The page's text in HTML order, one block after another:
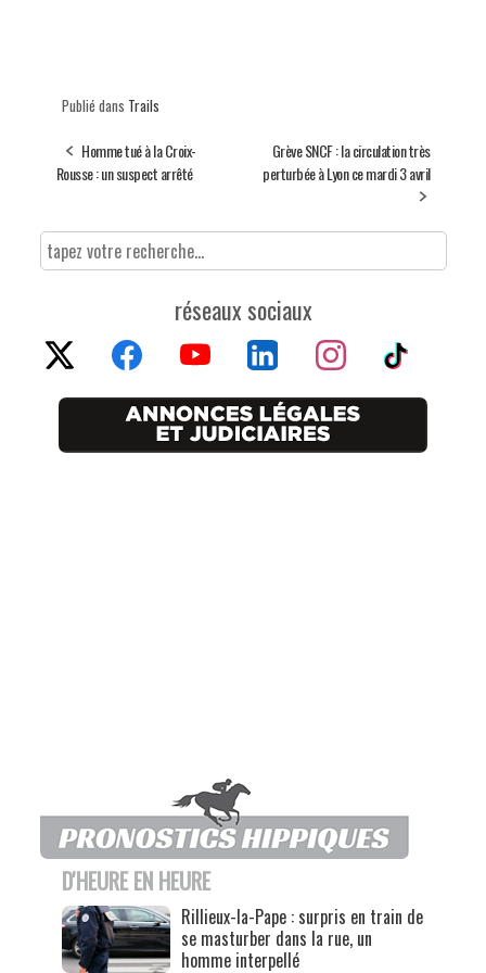
Publié dans Trails
Homme tué à la Croix-
Rousse : un suspect arrêté
Grève SNCF : la circulation très
perturbée à Lyon ce mardi 3 avril
réseaux sociaux
D'HEURE EN HEURE
Rillieux-la-Pape : surpris en train de
se masturber dans la rue, un
homme interpellé